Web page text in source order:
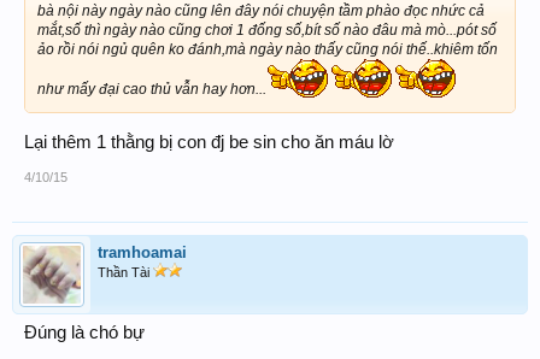
bà nội này ngày nào cũng lên đây nói chuyện tầm phào đọc nhức cả
mắt,số thì ngày nào cũng chơi 1 đống số,bít số nào đâu mà mò...pót số
ảo rồi nói ngủ quên ko đánh,mà ngày nào thấy cũng nói thế..khiêm tốn
như mấy đại cao thủ vẫn hay hơn...
Lại thêm 1 thằng bị con đj be sin cho ăn máu lờ
4/10/15
tramhoamai
Thần Tài
Đúng là chó bự